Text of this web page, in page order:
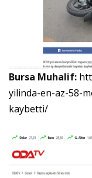
Bursa Muhalif:
yilinda-en-az-58-
kaybetti/